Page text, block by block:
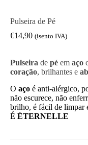
Pulseira de Pé
€14,90 (isento IVA)
Pulseira de pé em aço
coração, brilhantes e
O aço é anti-alérgico,
não escurece, não
brilho, é fácil de limpar
É ÉTERNELLE